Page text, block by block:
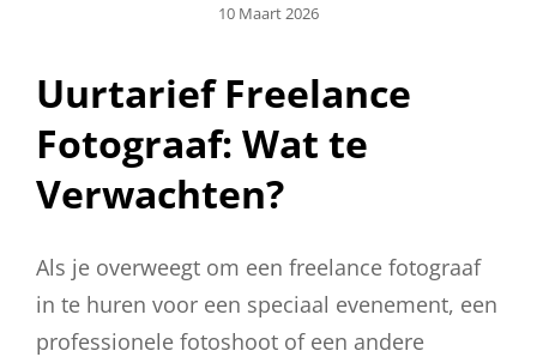
Geplaatst
10 Maart 2026
Uurtarief Freelance
Fotograaf: Wat te
Verwachten?
Als je overweegt om een freelance fotograaf
in te huren voor een speciaal evenement, een
professionele fotoshoot of een andere